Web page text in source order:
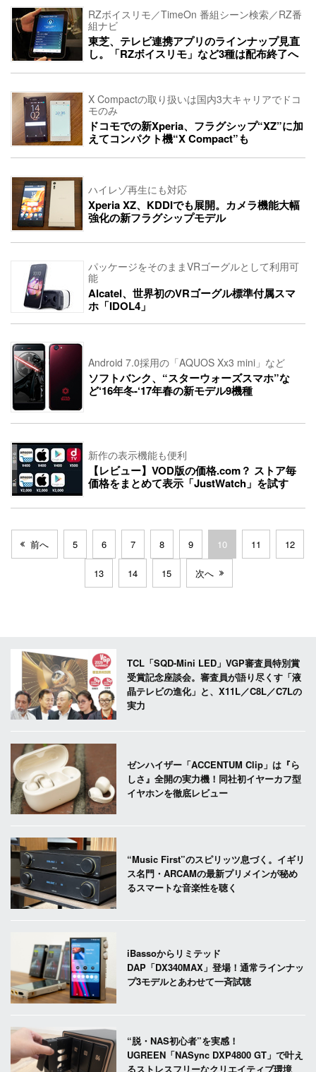
RZボイスリモ／TimeOn 番組シーン検索／RZ番
組ナビ
東芝、テレビ連携アプリのラインナップ見直
し。「RZボイスリモ」など3種は配布終了へ
X Compactの取り扱いは国内3大キャリアでドコ
モのみ
ドコモでの新Xperia、フラグシップ“XZ”に加
えてコンパクト機“X Compact”も
ハイレゾ再生にも対応
Xperia XZ、KDDIでも展開。カメラ機能大幅
強化の新フラグシップモデル
パッケージをそのままVRゴーグルとして利用可
能
Alcatel、世界初のVRゴーグル標準付属スマ
ホ「IDOL4」
Android 7.0採用の「AQUOS Xx3 mini」など
ソフトバンク、“スターウォーズスマホ”な
ど‘16年冬-‘17年春の新モデル9機種
新作の表示機能も便利
【レビュー】VOD版の価格.com？ ストア毎
価格をまとめて表示「JustWatch」を試す
前へ 5 6 7 8 9 10 11 12
13 14 15 次へ
TCL「SQD-Mini LED」VGP審査員特別賞
受賞記念座談会。審査員が語り尽くす「液
晶テレビの進化」と、X11L／C8L／C7Lの
実力
ゼンハイザー「ACCENTUM Clip」は『ら
しさ』全開の実力機！同社初イヤーカフ型
イヤホンを徹底レビュー
“Music First”のスピリッツ息づく。イギリ
ス名門・ARCAMの最新プリメインが秘め
るスマートな音楽性を聴く
iBassoからリミテッド
DAP「DX340MAX」登場！通常ラインナッ
プ3モデルとあわせて一斉試聴
“脱・NAS初心者”を実感！
UGREEN「NASync DXP4800 GT」で叶え
るストレスフリーなクリエイティブ環境